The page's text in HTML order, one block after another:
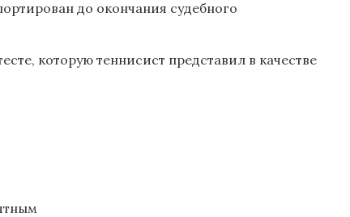
до окончания судебного
которую теннисист представил в качестве